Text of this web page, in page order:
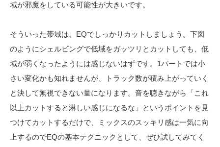
域が邪魔をしている可能性が大きいです。
そういった帯域は、EQでしっかりカットしましょう。下図
のようにシェルビングで低域をガッツリとカットしても、低
域が弱くなったようには感じないはずです。1パートでは小
さい変化かも知れませんが、トラック数が積み上がっていく
と決して無視できない量になります。音を聴きながら「これ
以上カットすると淋しい感じになるな」というポイントを見
つけてカットするだけで、ミックスのスッキリ感は一気に向
上するのでEQの基本テクニックとして、ぜひ試してみてく